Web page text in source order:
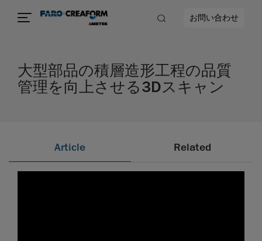
お問い合わせ
大型部品の積層造形工程の品質
管理を向上させる3Dスキャン
Article Related